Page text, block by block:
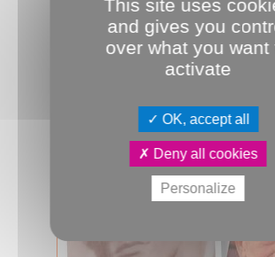
amiénoise des Invisibles
spectacle de marionnettes Le
Chevalier à l...
Culture & Patrimoine
JDA
This site uses
and gives you
over what you want
activate
OK, accept all
Deny all cookies
Personalize